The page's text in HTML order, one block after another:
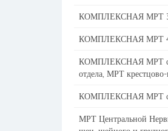
КОМПЛЕКСНАЯ МРТ 3-
КОМПЛЕКСНАЯ МРТ 4-
КОМПЛЕКСНАЯ МРТ
отдела, МРТ
КОМПЛЕКСНАЯ МРТ
МРТ Центральной